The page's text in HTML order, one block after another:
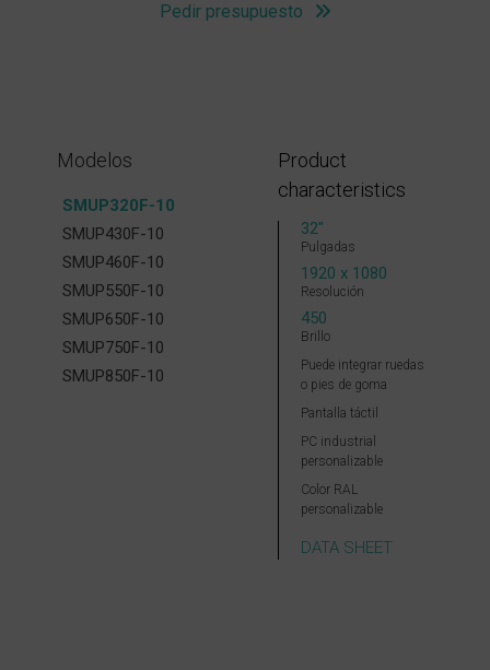
Pedir presupuesto
Modelos
SMUP320F-10
SMUP430F-10
SMUP460F-10
SMUP550F-10
SMUP650F-10
SMUP750F-10
SMUP850F-10
Product
characteristics
32″
Pulgadas
1920 x 1080
Resolución
450
Brillo
Puede integrar ruedas
o pies de goma
Pantalla táctil
PC industrial
personalizable
Color RAL
personalizable
DATA SHEET